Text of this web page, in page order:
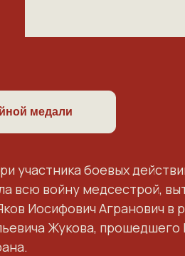
медали
участника боевых
всю войну медсестрой,
Иосифович Агранович в
Жукова,